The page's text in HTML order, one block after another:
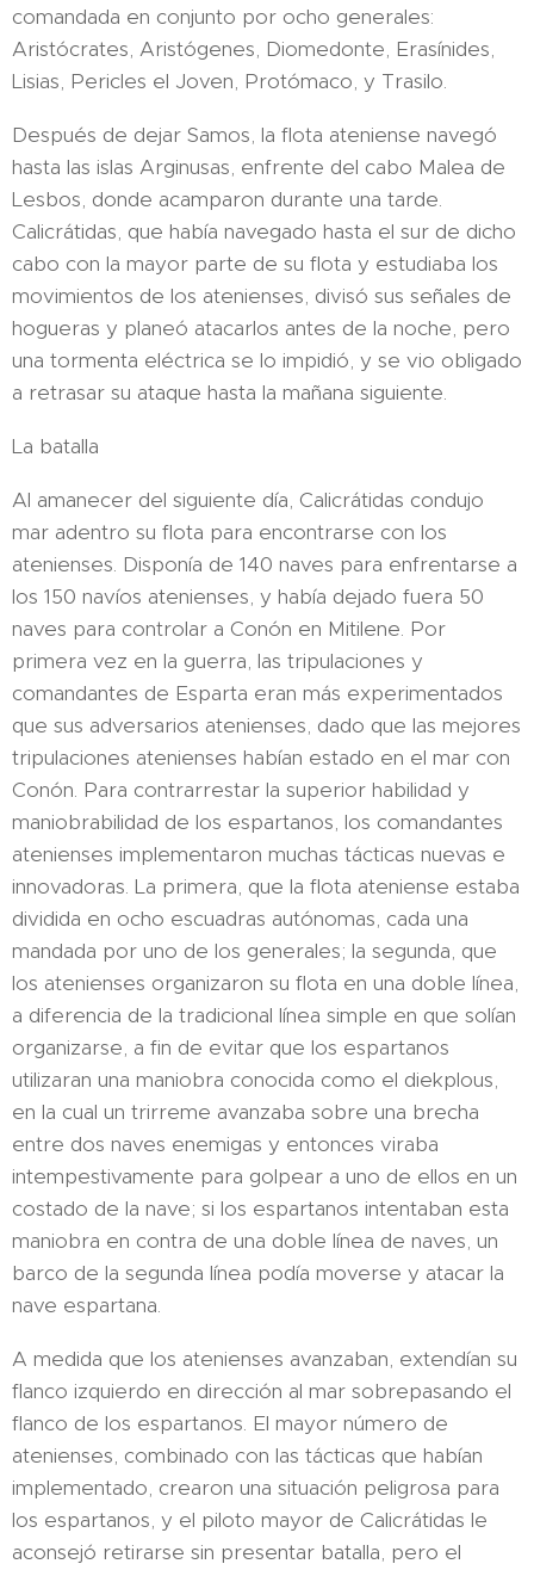
comandada en conjunto por ocho generales:
Aristócrates, Aristógenes, Diomedonte, Erasínides,
Lisias, Pericles el Joven, Protómaco, y Trasilo.
Después de dejar Samos, la flota ateniense navegó
hasta las islas Arginusas, enfrente del cabo Malea de
Lesbos, donde acamparon durante una tarde.
Calicrátidas, que había navegado hasta el sur de dicho
cabo con la mayor parte de su flota y estudiaba los
movimientos de los atenienses, divisó sus señales de
hogueras y planeó atacarlos antes de la noche, pero
una tormenta eléctrica se lo impidió, y se vio obligado
a retrasar su ataque hasta la mañana siguiente.
La batalla
Al amanecer del siguiente día, Calicrátidas condujo
mar adentro su flota para encontrarse con los
atenienses. Disponía de 140 naves para enfrentarse a
los 150 navíos atenienses, y había dejado fuera 50
naves para controlar a Conón en Mitilene. Por
primera vez en la guerra, las tripulaciones y
comandantes de Esparta eran más experimentados
que sus adversarios atenienses, dado que las mejores
tripulaciones atenienses habían estado en el mar con
Conón.​ Para contrarrestar la superior habilidad y
maniobrabilidad de los espartanos, los comandantes
atenienses implementaron muchas tácticas nuevas e
innovadoras. La primera, que la flota ateniense estaba
dividida en ocho escuadras autónomas, cada una
mandada por uno de los generales; la segunda, que
los atenienses organizaron su flota en una doble línea,
a diferencia de la tradicional línea simple en que solían
organizarse, a fin de evitar que los espartanos
utilizaran una maniobra conocida como el diekplous,
en la cual un trirreme avanzaba sobre una brecha
entre dos naves enemigas y entonces viraba
intempestivamente para golpear a uno de ellos en un
costado de la nave; si los espartanos intentaban esta
maniobra en contra de una doble línea de naves, un
barco de la segunda línea podía moverse y atacar la
nave espartana.​
A medida que los atenienses avanzaban, extendían su
flanco izquierdo en dirección al mar sobrepasando el
flanco de los espartanos. El mayor número de
atenienses, combinado con las tácticas que habían
implementado, crearon una situación peligrosa para
los espartanos, y el piloto mayor de Calicrátidas le
aconsejó retirarse sin presentar batalla, pero el